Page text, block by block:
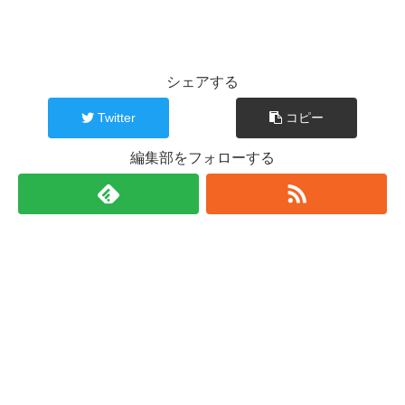
シェアする
Twitter コピー
編集部をフォローする